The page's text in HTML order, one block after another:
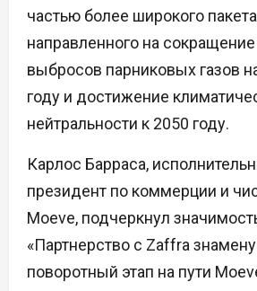
частью более широкого
направленного на
выбросов парниковых газов
году и достижение
нейтральности к 2050 году.
Карлос Барраса,
президент по коммерции и
Moeve, подчеркнул
«Партнерство с Zaffra
поворотный этап на пути